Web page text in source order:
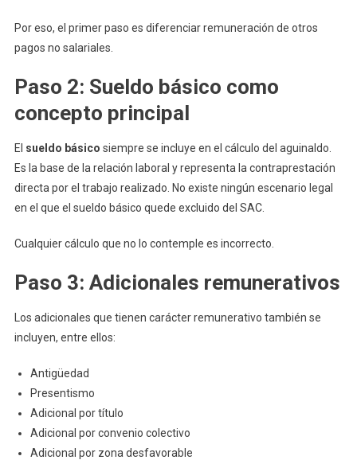
Por eso, el primer paso es diferenciar remuneración de otros
pagos no salariales.
Paso 2: Sueldo básico como
concepto principal
El sueldo básico siempre se incluye en el cálculo del aguinaldo.
Es la base de la relación laboral y representa la contraprestación
directa por el trabajo realizado. No existe ningún escenario legal
en el que el sueldo básico quede excluido del SAC.
Cualquier cálculo que no lo contemple es incorrecto.
Paso 3: Adicionales remunerativos
Los adicionales que tienen carácter remunerativo también se
incluyen, entre ellos:
Antigüedad
Presentismo
Adicional por título
Adicional por convenio colectivo
Adicional por zona desfavorable